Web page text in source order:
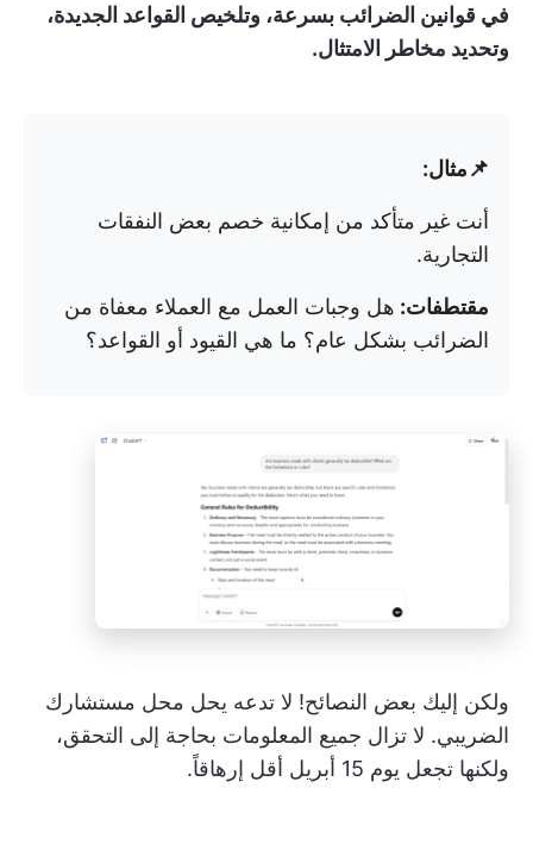
في قوانين الضرائب بسرعة، وتلخيص القواعد الجديدة،
وتحديد مخاطر الامتثال.
📌مثال:
أنت غير متأكد من إمكانية خصم بعض النفقات
التجارية.
مقتطفات: هل وجبات العمل مع العملاء معفاة من
الضرائب بشكل عام؟ ما هي القيود أو القواعد؟
ولكن إليك بعض النصائح! لا تدعه يحل محل مستشارك
الضريبي. لا تزال جميع المعلومات بحاجة إلى التحقق،
ولكنها تجعل يوم 15 أبريل أقل إرهاقاً.